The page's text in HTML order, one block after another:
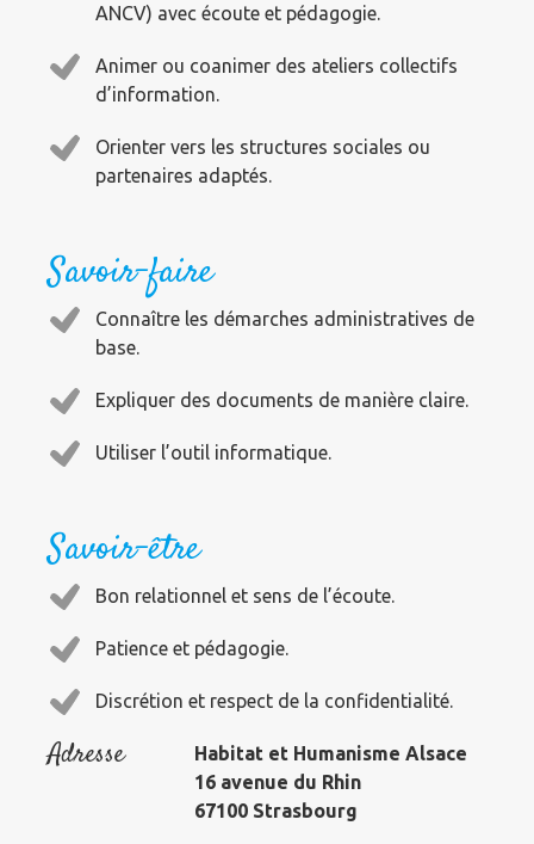
ANCV) avec écoute et pédagogie.
Animer ou coanimer des ateliers collectifs
d’information.
Orienter vers les structures sociales ou
partenaires adaptés.
Savoir-faire
Connaître les démarches administratives de
base.
Expliquer des documents de manière claire.
Utiliser l’outil informatique.
Savoir-être
Bon relationnel et sens de l’écoute.
Patience et pédagogie.
Discrétion et respect de la confidentialité.
Adresse
Habitat et Humanisme Alsace
16 avenue du Rhin
67100 Strasbourg